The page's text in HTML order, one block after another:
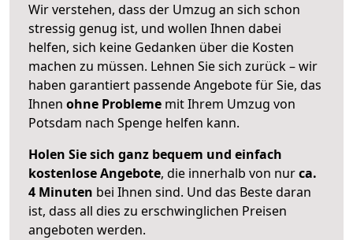
Wir verstehen, dass der Umzug an sich schon
stressig genug ist, und wollen Ihnen dabei
helfen, sich keine Gedanken über die Kosten
machen zu müssen. Lehnen Sie sich zurück – wir
haben garantiert passende Angebote für Sie, das
Ihnen ohne Probleme mit Ihrem Umzug von
Potsdam nach Spenge helfen kann.
Holen Sie sich ganz bequem und einfach
kostenlose Angebote, die innerhalb von nurca.
4 Minuten bei Ihnen sind. Und das Beste daran
ist, dass all dies zu erschwinglichen Preisen
angeboten werden.